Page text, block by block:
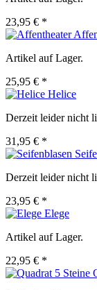
23,95 € *
Artikel auf Lager.
25,95 € *
Helice
Derzeit leider nicht
31,95 € *
Derzeit leider nicht
23,95 € *
Elege
Artikel auf Lager.
22,95 € *